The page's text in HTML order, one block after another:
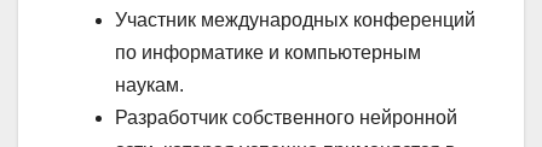
Участник международных конференций
по информатике и компьютерным
наукам.
Разработчик собственного нейронной